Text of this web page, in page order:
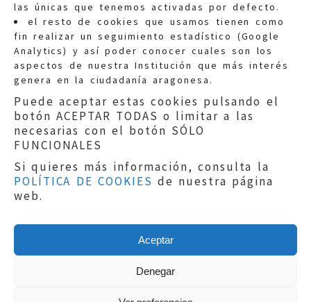
las únicas que tenemos activadas por defecto.
el resto de cookies que usamos tienen como
fin realizar un seguimiento estadístico (Google
Analytics) y así poder conocer cuales son los
aspectos de nuestra Institución que más interés
genera en la ciudadanía aragonesa.
Puede aceptar estas cookies pulsando el
botón ACEPTAR TODAS o limitar a las
necesarias con el botón SÓLO
FUNCIONALES
Si quieres más información, consulta la
POLÍTICA DE COOKIES de nuestra página
web.
Aceptar
Denegar
Quejas:quejas@eljusticiadearagon.es
Información general:
informacion@eljusticiadearagon.es
Teléfonos:900 210 210/
Aviso legal|Política de privacidad|
Protección de Datos
Política de cookies
Copyright © 2019El Justicia de Aragón|
Sephor Consulting